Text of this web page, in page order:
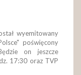
wyemitowany
poświęcony
on jeszcze
17:30 oraz TVP